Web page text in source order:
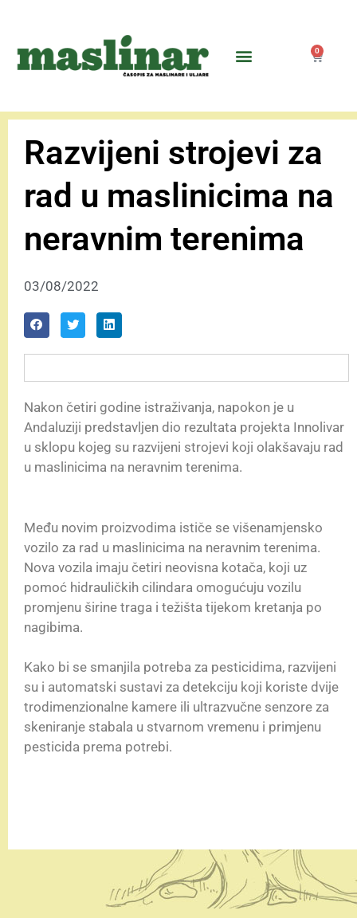
0
Razvijeni strojevi za
rad u maslinicima na
neravnim terenima
03/08/2022
Nakon četiri godine istraživanja, napokon je u
Andaluziji predstavljen dio rezultata projekta Innolivar
u sklopu kojeg su razvijeni strojevi koji olakšavaju rad
u maslinicima na neravnim terenima.
Među novim proizvodima ističe se višenamjensko
vozilo za rad u maslinicima na neravnim terenima.
Nova vozila imaju četiri neovisna kotača, koji uz
pomoć hidrauličkih cilindara omogućuju vozilu
promjenu širine traga i težišta tijekom kretanja po
nagibima.
Kako bi se smanjila potreba za pesticidima, razvijeni
su i automatski sustavi za detekciju koji koriste dvije
trodimenzionalne kamere ili ultrazvučne senzore za
skeniranje stabala u stvarnom vremenu i primjenu
pesticida prema potrebi.